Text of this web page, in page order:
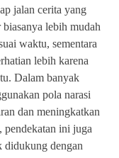
jalan cerita yang
lebih mudah
waktu, sementara
lebih karena
Dalam banyak
pola narasi
dan meningkatkan
pendekatan ini juga
didukung dengan